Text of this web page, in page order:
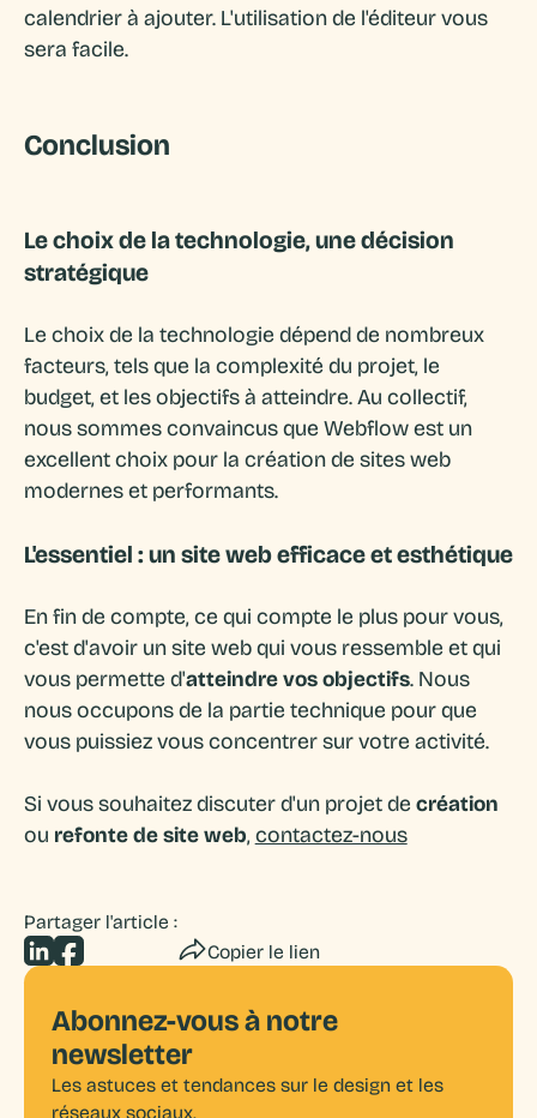
calendrier à ajouter. L'utilisation de l'éditeur vous
sera facile.
Conclusion
Le choix de la technologie, une décision
stratégique
Le choix de la technologie dépend de nombreux
facteurs, tels que la complexité du projet, le
budget, et les objectifs à atteindre. Au collectif,
nous sommes convaincus que Webflow est un
excellent choix pour la création de sites web
modernes et performants.
L'essentiel : un site web efficace et esthétique
En fin de compte, ce qui compte le plus pour vous,
c'est d'avoir un site web qui vous ressemble et qui
vous permette d'atteindre vos objectifs. Nous
nous occupons de la partie technique pour que
vous puissiez vous concentrer sur votre activité.
Si vous souhaitez discuter d'un projet de création
ou refonte de site web, contactez-nous
Abonnez-vous à notre
newsletter
Les astuces et tendances sur le design et les
réseaux sociaux.
Partager l'article :
Copier le lien